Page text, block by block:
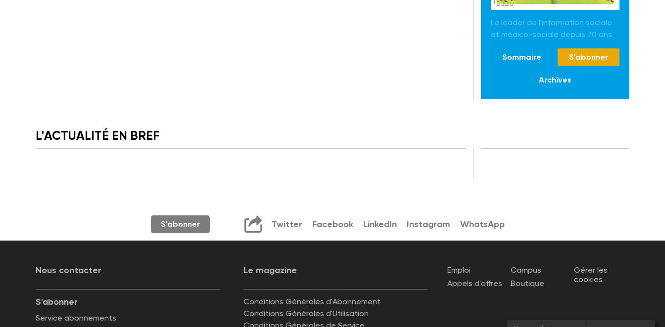
Le leader de l'information sociale
et médico-sociale depuis 70 ans
Sommaire S'abonner
Archives
L'ACTUALITÉ EN BREF
S'abonner Twitter Facebook LinkedIn Instagram WhatsApp
Nous contacter Le magazine
S'abonner
Service abonnements
Conditions Générales d'Abonnement
Conditions Générales d'Utilisation
Emploi
Appels d'offres
Campus
Boutique
Gérer les
cookies